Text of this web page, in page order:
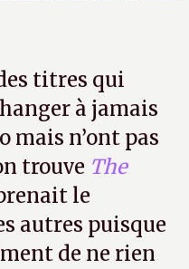
titres qui
à jamais
mais n’ont pas
trouve The
le
autres puisque
de ne rien